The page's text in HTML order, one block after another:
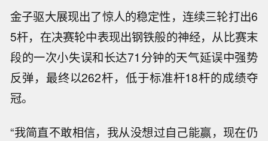
金子驱大展现出了惊人的稳定性，连续三轮打出6
5杆，在决赛轮中表现出钢铁般的神经，从比赛末
段的一次小失误和长达71分钟的天气延误中强势
反弹，最终以262杆，低于标准杆18杆的成绩夺
冠。
“我简直不敢相信，我从没想过自己能赢，现在仍